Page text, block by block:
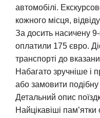
автомобілі.
кожного місця,
За досить насичену
оплатили 175 євро.
транспорті до
Набагато зручніше і
або замовити
Детальний опис
Найцікавіші пам’ятки